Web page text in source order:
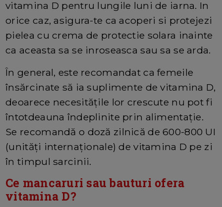
vitamina D pentru lungile luni de iarna. In
orice caz, asigura-te ca acoperi si protejezi
pielea cu crema de protectie solara inainte
ca aceasta sa se inroseasca sau sa se arda.
În general, este recomandat ca femeile
însărcinate să ia suplimente de vitamina D,
deoarece necesitățile lor crescute nu pot fi
întotdeauna îndeplinite prin alimentație.
Se recomandă o doză zilnică de 600-800 UI
(unități internaționale) de vitamina D pe zi
în timpul sarcinii.
Ce mancaruri sau bauturi ofera
vitamina D?